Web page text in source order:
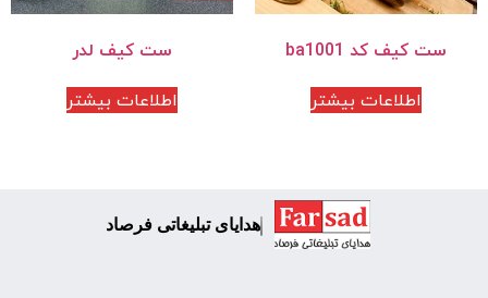
ست کیف کد ba1001
اطلاعات بیشتر
ست کیف لدر
اطلاعات بیشتر
هدایای تبلیغاتی فرصاد